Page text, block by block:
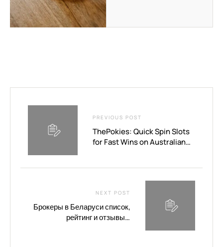
PREVIOUS POST
ThePokies: Quick Spin Slots
for Fast Wins on Australian
NEXT POST
Брокеры в Беларуси список,
рейтинг и отзывы о